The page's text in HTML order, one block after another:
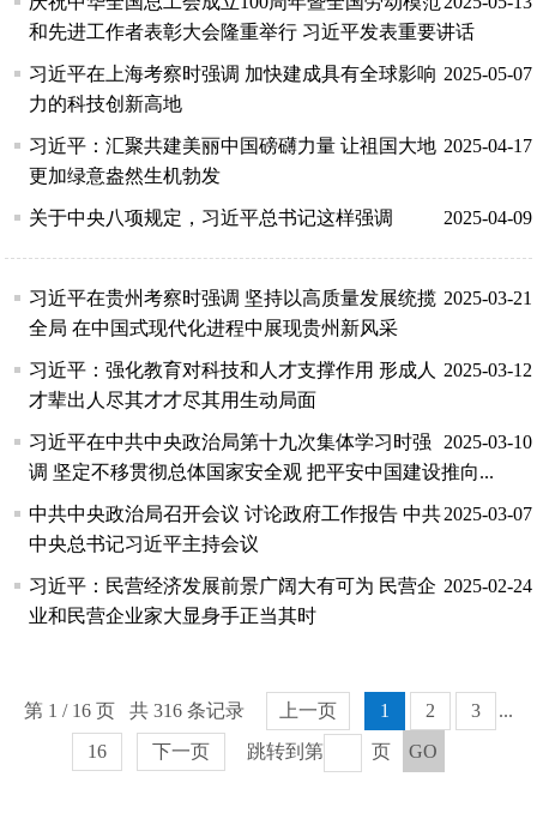
和先进工作者表彰大会隆重举行 习近平发表重要讲话
2025-05-07
习近平在上海考察时强调 加快建成具有全球影响
力的科技创新高地
2025-04-17
习近平：汇聚共建美丽中国磅礴力量 让祖国大地
更加绿意盎然生机勃发
2025-04-09
关于中央八项规定，习近平总书记这样强调
2025-03-21
习近平在贵州考察时强调 坚持以高质量发展统揽
全局 在中国式现代化进程中展现贵州新风采
2025-03-12
习近平：强化教育对科技和人才支撑作用 形成人
才辈出人尽其才才尽其用生动局面
2025-03-10
习近平在中共中央政治局第十九次集体学习时强
调 坚定不移贯彻总体国家安全观 把平安中国建设推向...
2025-03-07
中共中央政治局召开会议 讨论政府工作报告 中共
中央总书记习近平主持会议
2025-02-24
习近平：民营经济发展前景广阔大有可为 民营企
业和民营企业家大显身手正当其时
第 1 / 16 页 共 316 条记录 上一页 1 2 3
...
16
下一页 跳转到第 页 GO